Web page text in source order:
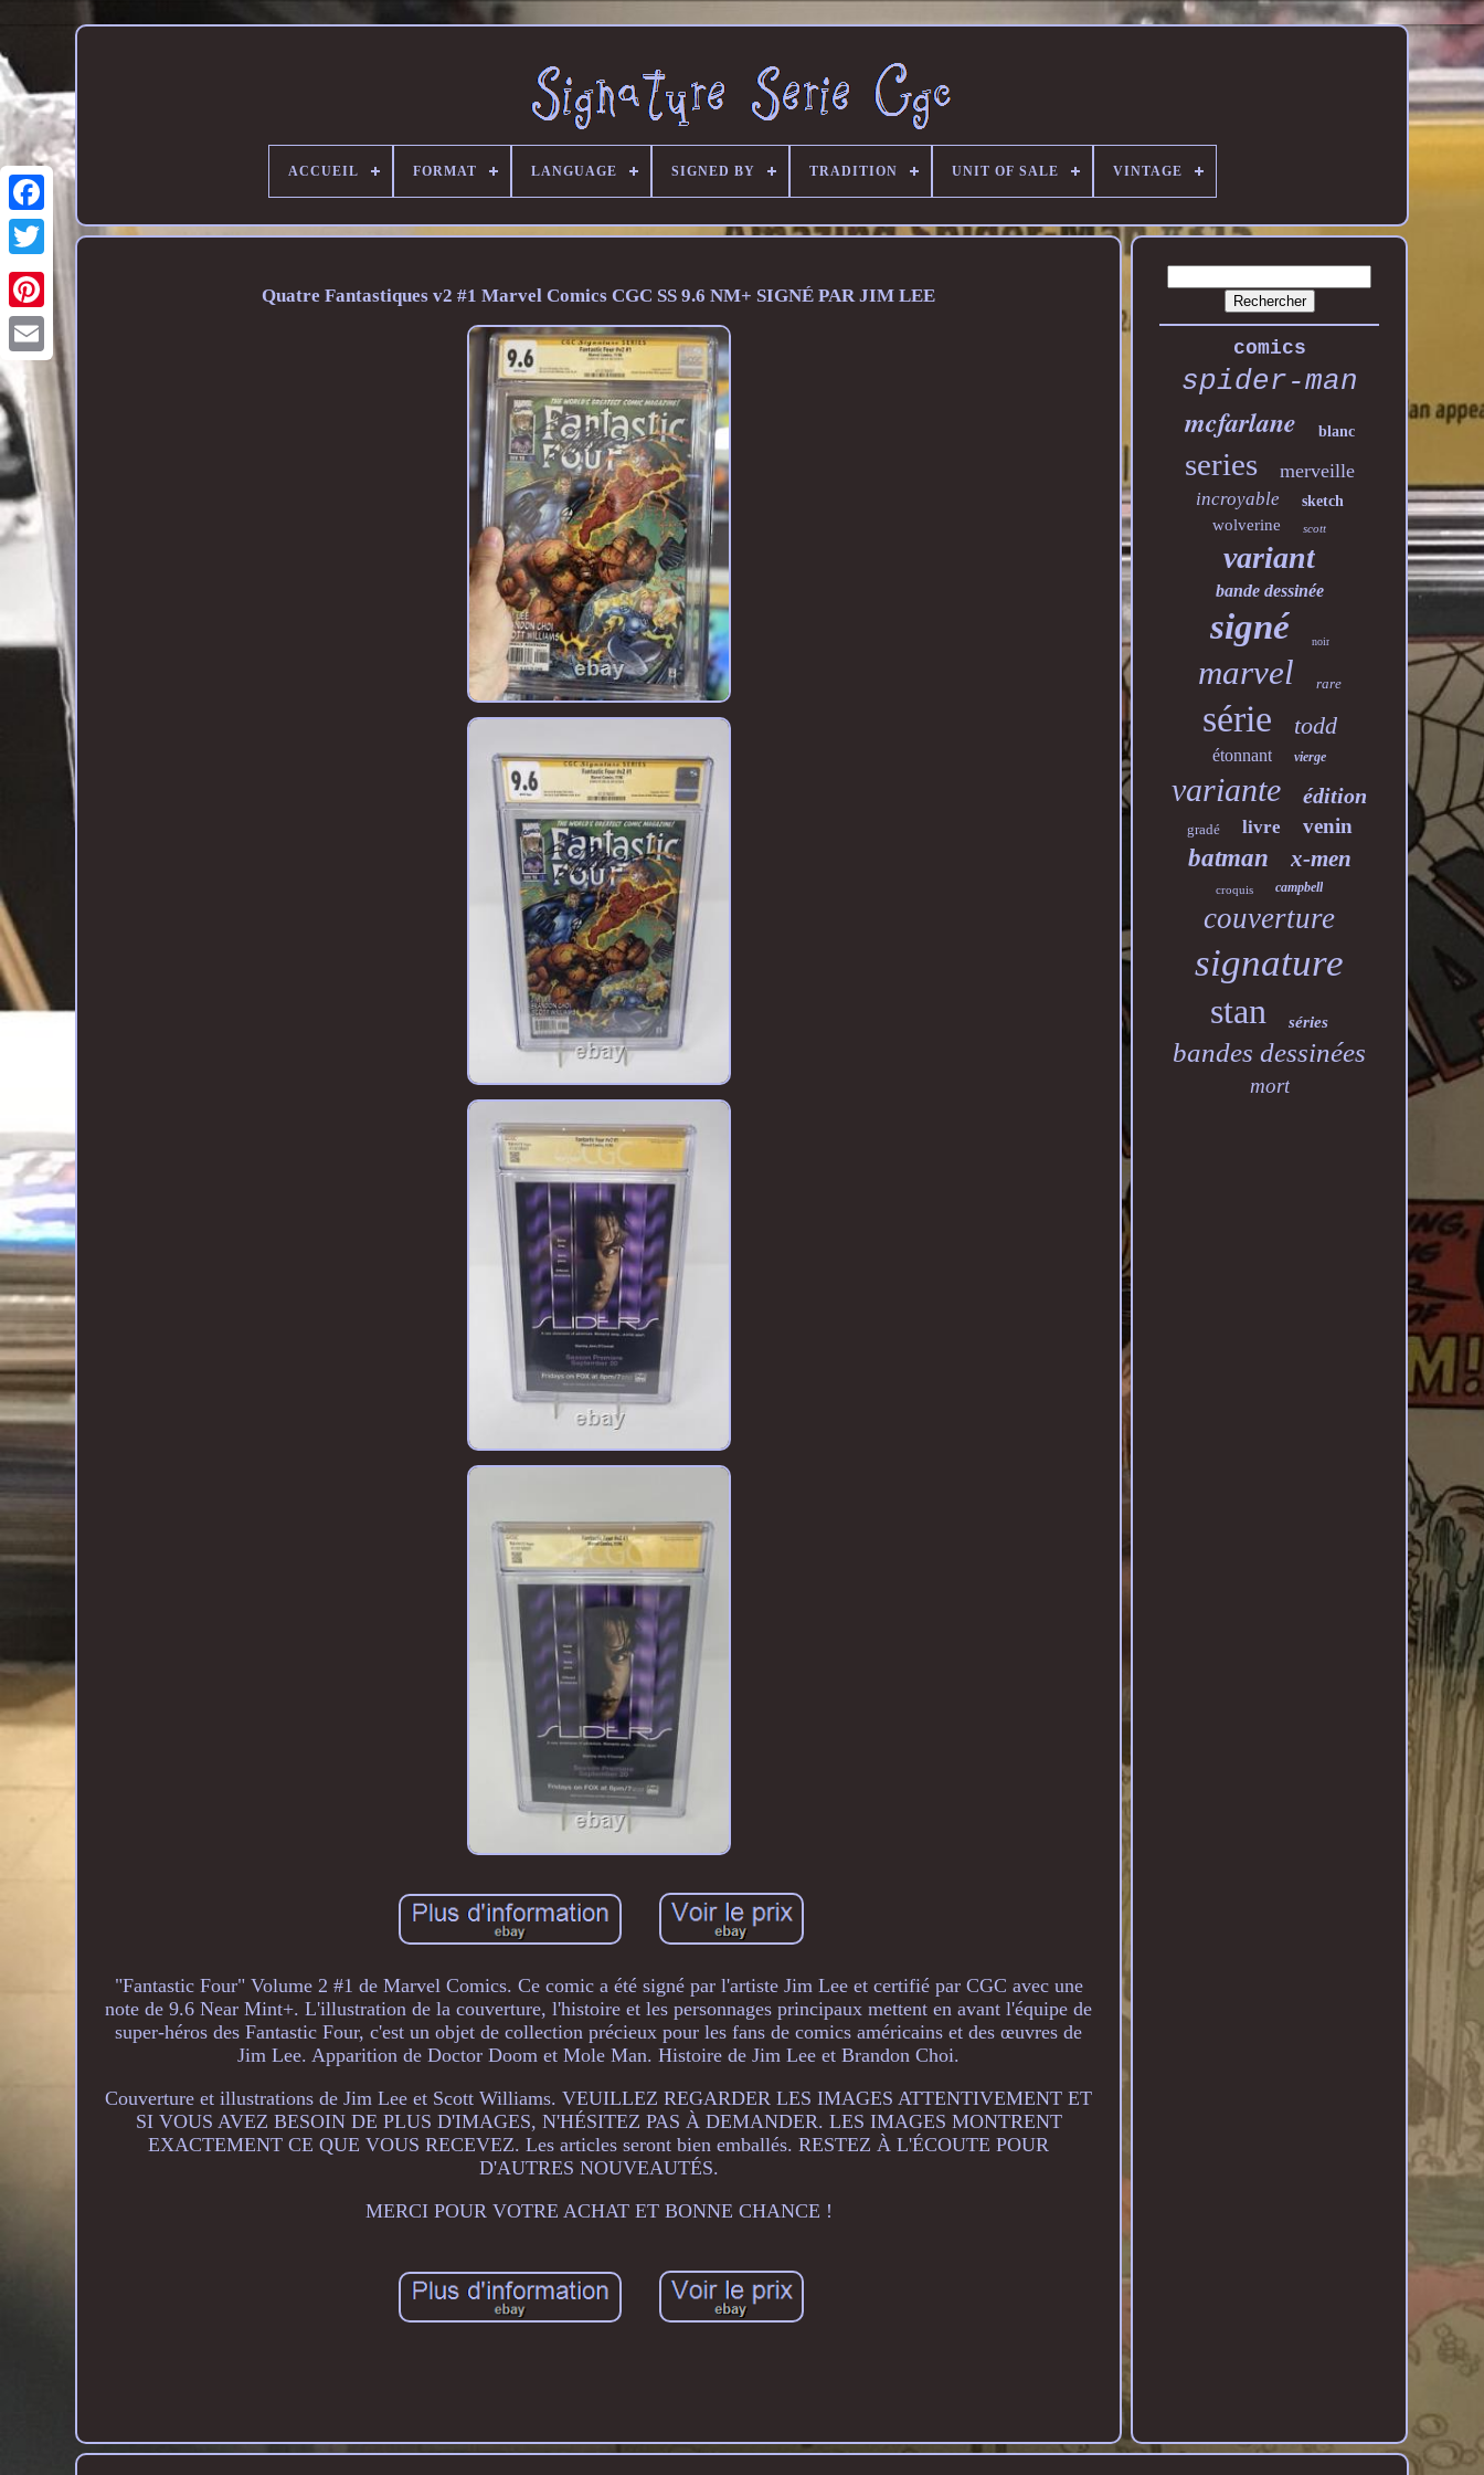
ACCUEIL FORMAT LANGUAGE SIGNED BY TRADITION UNIT OF SALE VINTAGE
Quatre Fantastiques v2 #1 Marvel Comics CGC SS 9.6 NM+ SIGNÉ PAR JIM LEE
"Fantastic Four" Volume 2 #1 de Marvel Comics. Ce comic a été signé par l'artiste Jim Lee et certifié par CGC avec une
note de 9.6 Near Mint+. L'illustration de la couverture, l'histoire et les personnages principaux mettent en avant l'équipe de
super-héros des Fantastic Four, c'est un objet de collection précieux pour les fans de comics américains et des œuvres de
Jim Lee. Apparition de Doctor Doom et Mole Man. Histoire de Jim Lee et Brandon Choi.
Couverture et illustrations de Jim Lee et Scott Williams. VEUILLEZ REGARDER LES IMAGES ATTENTIVEMENT ET
SI VOUS AVEZ BESOIN DE PLUS D'IMAGES, N'HÉSITEZ PAS À DEMANDER. LES IMAGES MONTRENT
EXACTEMENT CE QUE VOUS RECEVEZ. Les articles seront bien emballés. RESTEZ À L'ÉCOUTE POUR
D'AUTRES NOUVEAUTÉS.
MERCI POUR VOTRE ACHAT ET BONNE CHANCE !
comics
spider-man
mcfarlane blanc
series merveille
incroyable sketch
wolverine scott
variant
bande dessinée
signé noir
marvel rare
série todd
étonnant vierge
variante édition
gradé livre venin
batman x-men
croquis campbell
couverture
signature
stan séries
bandes dessinées
mort